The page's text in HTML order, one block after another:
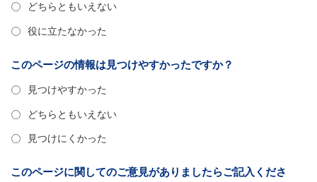
どちらともいえない
役に立たなかった
このページの情報は見つけやすかったですか？
見つけやすかった
どちらともいえない
見つけにくかった
このページに関してのご意見がありましたらご記入くださ